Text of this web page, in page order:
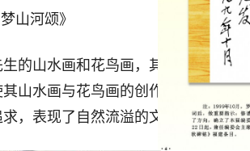
河颂》
山水画和花鸟画，其作品正是
山水画与花鸟画的创作中能够从
，表现了自然流溢的文化品位。